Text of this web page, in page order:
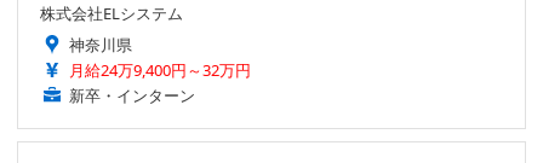
株式会社ELシステム
神奈川県
月給24万9,400円～32万円
新卒・インターン